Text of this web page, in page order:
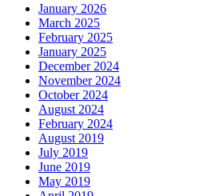
January 2026
March 2025
February 2025
January 2025
December 2024
November 2024
October 2024
August 2024
February 2024
August 2019
July 2019
June 2019
May 2019